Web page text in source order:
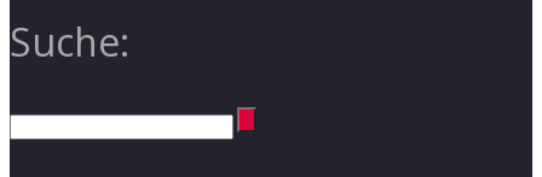
Suche: